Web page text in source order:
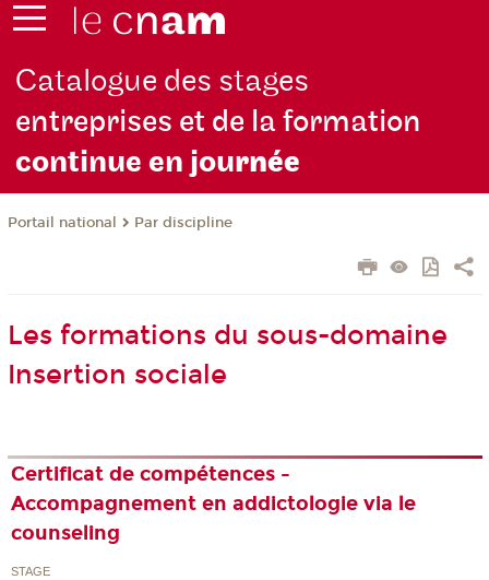
Catalogue des stages
entreprises et de la formation
continue en journée
Portail national Par discipline
Les formations du sous-domaine
Insertion sociale
Certificat de compétences -
Accompagnement en addictologie via le
counseling
STAGE